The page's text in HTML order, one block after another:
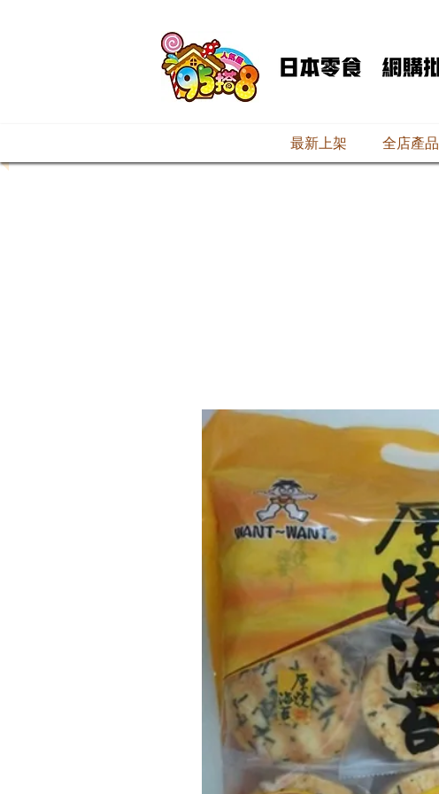
最新上架 全店產品